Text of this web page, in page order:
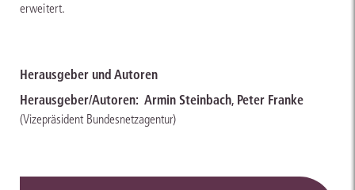
erweitert.
Herausgeber und Autoren
Herausgeber/Autoren: Armin Steinbach, Peter Franke
(Vizepräsident Bundesnetzagentur)